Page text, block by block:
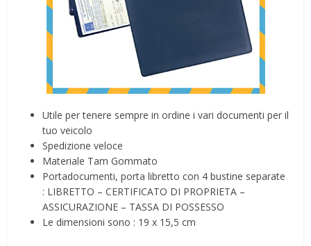
Utile per tenere sempre in ordine i vari documenti per il
tuo veicolo
Spedizione veloce
Materiale Tam Gommato
Portadocumenti, porta libretto con 4 bustine separate
: LIBRETTO – CERTIFICATO DI PROPRIETA –
ASSICURAZIONE – TASSA DI POSSESSO
Le dimensioni sono : 19 x 15,5 cm